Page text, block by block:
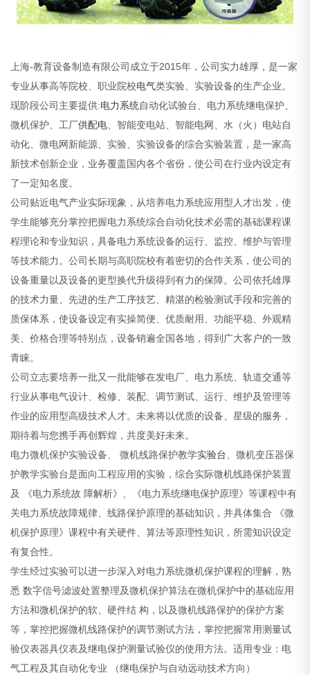
上海-教育设备制造有限公司成立于2015年，公司实力雄厚，是一家
专业从事高等院校、职业院校电气类实验、实验设备的生产企业。
现阶段公司主要提供:电力系统自动化试验台、电力系统继电保护、
微机保护、工厂供配电、智能变电站、智能电网、水（火）电站自
动化、微电网新能源、实验、实验设备的综合实验装置，是一家高
新技术创新企业，业务覆盖国内各个省份，使公司在行业内设定有
了一定知名度。
公司贴近电气产业实际现象，从培养电力系统应用型人才出发，使
学生能够充分掌控把握电力系统综合自动化技术必需的基础课程课
程理论和专业知识，具备电力系统设备的运行、监控、维护与管理
等技术能力。公司长期与高职院校有着密切的合作关系，使公司的
设备重量以及设备的更型换代升级得到有力的保障。公司依托雄厚
的技术力量、先进的生产工序技艺、精湛的检验测试手段和完善的
质保体系，使设备设定有实操简便、优质耐用、功能平稳、外观精
美、价格合理等特别点，设备销遍全国各地，得到广大客户的一致
青睐。
公司立志要培养一批又一批能够在发电厂、电力系统、轨道交通等
行业从事电气设计、检修、装配、调节测试、运行、维护及管理等
作业的应用型高级技术人才。未来将以优质的设备、星级的服务，
期待着与您携手再创辉煌，共度美好未来。
电力微机保护实验设备、 微机线路保护教学实验台、微机变压器保
护教学实验台是面向工程应用的实验，综合实际微机线路保护装置
及 《电力系统故 障解析》、《电力系统继电保护原理》等课程中有
关电力系统故障规律、线路保护原理的基础知识，并具体集合 《微
机保护原理》课程中有关硬件、算法等原理性知识，所需知识设定
有复合性。
学生经过实验可以进一步深入对电力系统微机保护课程的理解，熟
悉 数字信号滤波处置整理及微机保护算法在微机保护中的基础应用
方法和微机保护的软、硬件结 构，以及微机线路保护的保护方案
等，掌控把握微机线路保护的调节测试方法，掌控把握常用测量试
验仪表器具仪表及继电保护测量试验仪的使用方法。适用专业：电
气工程及其自动化专业 （继电保护与自动远动技术方向）